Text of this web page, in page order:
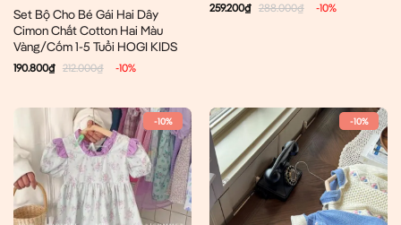
Set Bộ Cho Bé Gái Hai Dây
Cimon Chất Cotton Hai Màu
Vàng/Cốm 1-5 Tuổi HOGI KIDS
190.800₫ 212.000₫ -10%
259.200₫ 288.000₫ -10%
-10% -10%